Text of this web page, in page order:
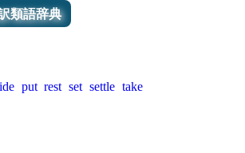
類語辞典
put rest set settle take